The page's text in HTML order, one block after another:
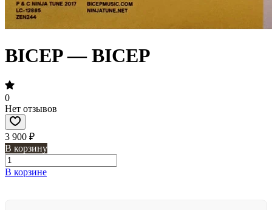
BICEP — BICEP
0
Нет отзывов
3 900 ₽
В корзину
В корзине